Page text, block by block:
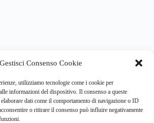
Gestisci Consenso Cookie
utilizziamo tecnologie come i cookie per
informazioni del dispositivo. Il consenso a queste
dati come il comportamento di navigazione o ID
o ritirare il consenso può influire negativamente